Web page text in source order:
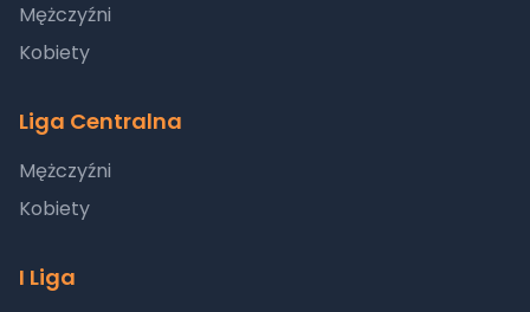
Mężczyźni
Kobiety
Liga Centralna
Mężczyźni
Kobiety
I Liga